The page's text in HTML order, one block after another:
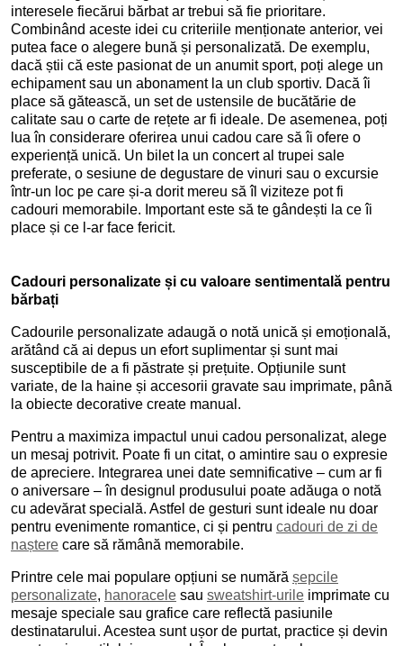
interesele fiecărui bărbat ar trebui să fie prioritare.
Combinând aceste idei cu criteriile menționate anterior, vei
putea face o alegere bună și personalizată. De exemplu,
dacă știi că este pasionat de un anumit sport, poți alege un
echipament sau un abonament la un club sportiv. Dacă îi
place să gătească, un set de ustensile de bucătărie de
calitate sau o carte de rețete ar fi ideale. De asemenea, poți
lua în considerare oferirea unui cadou care să îi ofere o
experiență unică. Un bilet la un concert al trupei sale
preferate, o sesiune de degustare de vinuri sau o excursie
într-un loc pe care și-a dorit mereu să îl viziteze pot fi
cadouri memorabile. Important este să te gândești la ce îi
place și ce l-ar face fericit.
Cadouri personalizate și cu valoare sentimentală pentru
bărbați
Cadourile personalizate adaugă o notă unică și emoțională,
arătând că ai depus un efort suplimentar și sunt mai
susceptibile de a fi păstrate și prețuite. Opțiunile sunt
variate, de la haine și accesorii gravate sau imprimate, până
la obiecte decorative create manual.
Pentru a maximiza impactul unui cadou personalizat, alege
un mesaj potrivit. Poate fi un citat, o amintire sau o expresie
de apreciere. Integrarea unei date semnificative – cum ar fi
o aniversare – în designul produsului poate adăuga o notă
cu adevărat specială. Astfel de gesturi sunt ideale nu doar
pentru evenimente romantice, ci și pentru cadouri de zi de
naștere care să rămână memorabile.
Printre cele mai populare opțiuni se numără șepcile
personalizate, hanoracele sau sweatshirt-urile imprimate cu
mesaje speciale sau grafice care reflectă pasiunile
destinatarului. Acestea sunt ușor de purtat, practice și devin